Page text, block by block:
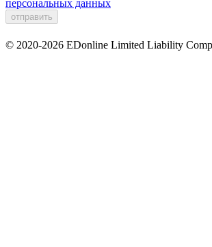
персональных данных
© 2020-2026 EDonline Limited Liability